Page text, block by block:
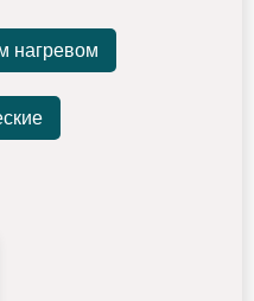
нагревом